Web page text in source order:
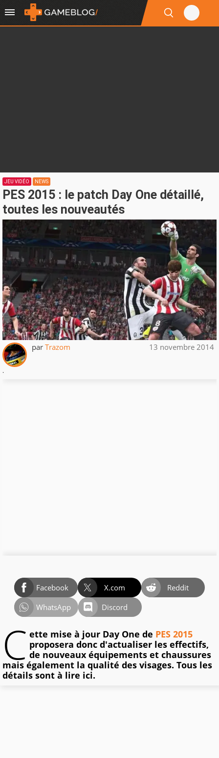
JEU VIDÉO NEWS
PES 2015 : le patch Day One détaillé,
toutes les nouveautés
par Trazom 13 novembre 2014
.
Facebook X.com
Reddit
WhatsApp
Discord
C ette mise à jour Day One de PES 2015
proposera donc d'actualiser les effectifs,
de nouveaux équipements et chaussures
mais également la qualité des visages. Tous les
détails sont à lire ici.